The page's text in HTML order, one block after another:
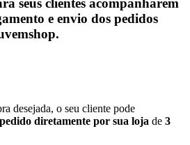
seus clientes acompanharem
e envio dos pedidos
desejada, o seu cliente pode
diretamente por sua loja de 3